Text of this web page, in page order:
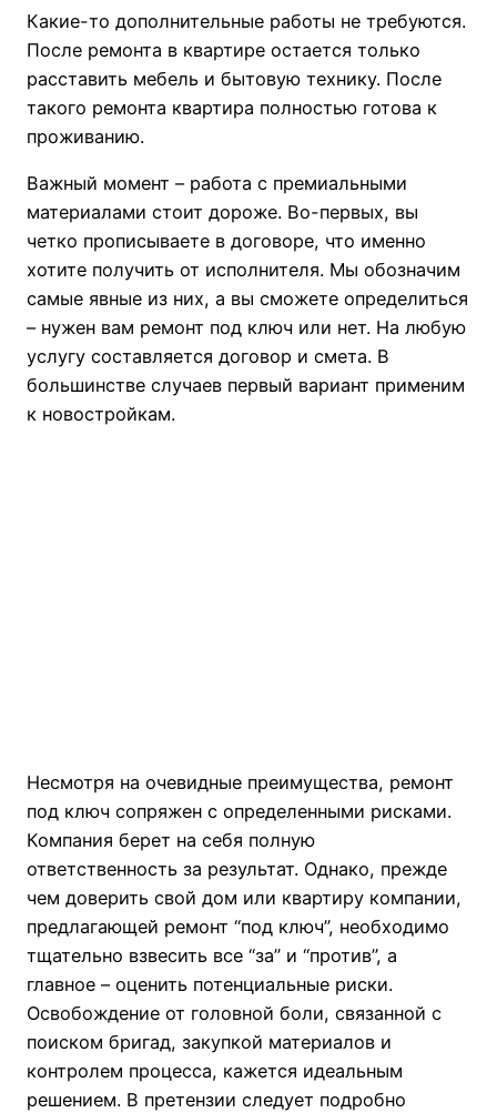
Какие-то дополнительные работы не требуются.
После ремонта в квартире остается только
расставить мебель и бытовую технику. После
такого ремонта квартира полностью готова к
проживанию.
Важный момент – работа с премиальными
материалами стоит дороже. Во-первых, вы
четко прописываете в договоре, что именно
хотите получить от исполнителя. Мы обозначим
самые явные из них, а вы сможете определиться
– нужен вам ремонт под ключ или нет. На любую
услугу составляется договор и смета. В
большинстве случаев первый вариант применим
к новостройкам.
Несмотря на очевидные преимущества, ремонт
под ключ сопряжен с определенными рисками.
Компания берет на себя полную
ответственность за результат. Однако, прежде
чем доверить свой дом или квартиру компании,
предлагающей ремонт “под ключ”, необходимо
тщательно взвесить все “за” и “против”, а
главное – оценить потенциальные риски.
Освобождение от головной боли, связанной с
поиском бригад, закупкой материалов и
контролем процесса, кажется идеальным
решением. В претензии следует подробно